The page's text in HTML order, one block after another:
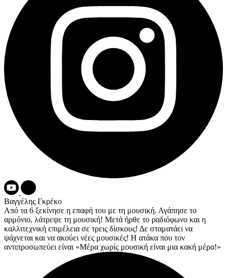
Βαγγέλης Γκρέκο
Από τα 6 ξεκίνησε η επαφή του με τη μουσική. Αγάπησε το
αρμόνιο, λάτρεψε τη μουσική! Μετά ήρθε το ραδιόφωνο και η
καλλιτεχνική επιμέλεια σε τρεις δίσκους! Δε σταματάει να
ψάχνεται και να ακούει νέες μουσικές! Η ατάκα που τον
αντιπροσωπεύει είναι «Μέρα χωρίς μουσική είναι μια κακή μέρα!»